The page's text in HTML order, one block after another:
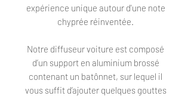
expérience unique autour d'une note
chyprée réinventée.
Notre diffuseur voiture est composé
d’un support en aluminium brossé
contenant un batônnet, sur lequel il
vous suffit d’ajouter quelques gouttes